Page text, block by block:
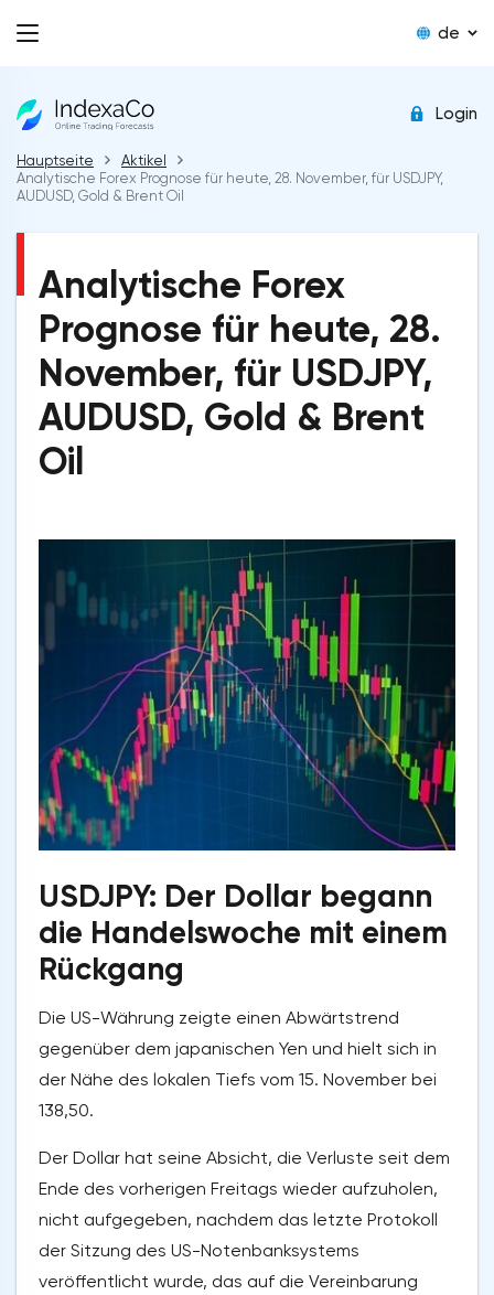
de
Login
Hauptseite
Aktikel
Analytische Forex Prognose für heute, 28. November, für USDJPY,
AUDUSD, Gold & Brent Oil
Analytische Forex
Prognose für heute, 28.
November, für USDJPY,
AUDUSD, Gold & Brent
Oil
USDJPY: Der Dollar begann
die Handelswoche mit einem
Rückgang
Die US-Währung zeigte einen Abwärtstrend
gegenüber dem japanischen Yen und hielt sich in
der Nähe des lokalen Tiefs vom 15. November bei
138,50.
Der Dollar hat seine Absicht, die Verluste seit dem
Ende des vorherigen Freitags wieder aufzuholen,
nicht aufgegeben, nachdem das letzte Protokoll
der Sitzung des US-Notenbanksystems
veröffentlicht wurde, das auf die Vereinbarung